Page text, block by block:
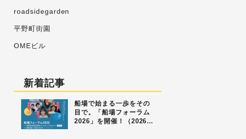
roadsidegarden
平野町街園
OMEビル
新着記事
船場で始まる一歩をその
目で。「船場フォーラム
2026」を開催！（2026…